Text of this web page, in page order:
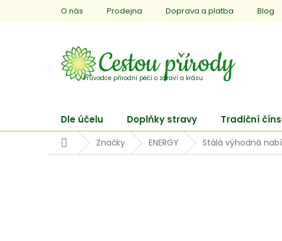
O nás Prodejna Doprava a platba Blog
Dle účelu Doplňky stravy Tradiční
DomůZnačky ENERGY Stálá výhodná